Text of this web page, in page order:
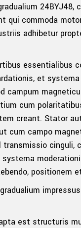
24BYJ48,
qui commoda
adhibetur
essentialibus
et
campum
cum
creant. Stator
cum campo
cinguli,
positionem
est structuris